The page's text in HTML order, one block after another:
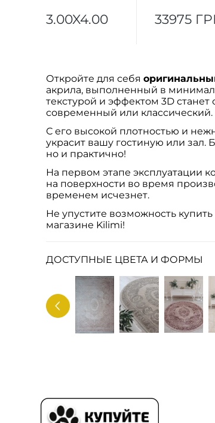
3.00X4.00 33975
Откройте для себя
акрила, выполненный в
текстурой и эффектом 3D
современный или классический.
С его высокой плотностью и
украсит вашу гостиную или зал.
но и практично!
На первом этапе эксплуатации
на поверхности во время
временем исчезнет.
Не упустите возможность
магазине Kilimi!
ДОСТУПНЫЕ ЦВЕТА И ФОРМЫ